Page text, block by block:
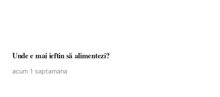
Unde e mai ieftin să alimentezi?
acum 1 saptamana